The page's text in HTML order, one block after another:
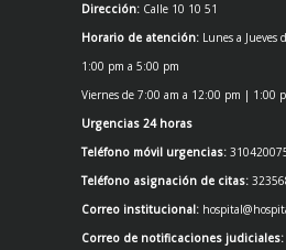
Dirección: Calle 10 10 51
Horario de atención: Lunes a Jueves
1:00 pm a 5:00 pm
Viernes de 7:00 am a 12:00 pm | 1:00
Urgencias 24 horas
Teléfono móvil urgencias:
Teléfono asignación de citas:
Correo institucional:
Correo de notificaciones judiciales: